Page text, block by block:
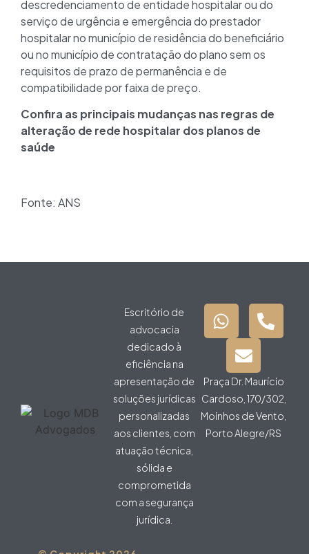
descredenciamento de entidade hospitalar ou do
serviço de urgência e emergência do prestador
hospitalar no município de residência do beneficiário
ou no município de contratação do plano sem os
requisitos de prazo de permanência e de
compatibilidade por faixa de preço.
Confira as principais mudanças nas regras de
alteração de rede hospitalar dos planos de
saúde
Fonte: ANS
Escritório de
advocacia
dedicado à
eficiência na
apresentação de
soluções jurídicas
personalizadas
aos clientes, com
atuação técnica,
sólida e
comprometida
com a segurança
jurídica.
Praça Dr. Maurício
Cardoso, 170/302,
Moinhos de Vento,
Porto Alegre/RS